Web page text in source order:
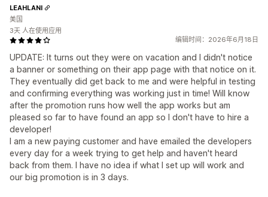
编辑时间：2026年6月18日
UPDATE: It turns out they were on vacation and I didn't notice
a banner or something on their app page with that notice on it.
They eventually did get back to me and were helpful in testing
and confirming everything was working just in time! Will know
after the promotion runs how well the app works but am
pleased so far to have found an app so I don't have to hire a
developer!
I am a new paying customer and have emailed the developers
every day for a week trying to get help and haven't heard
back from them. I have no idea if what I set up will work and
our big promotion is in 3 days.
LEAHLANI
美国
3天 人在使用应用